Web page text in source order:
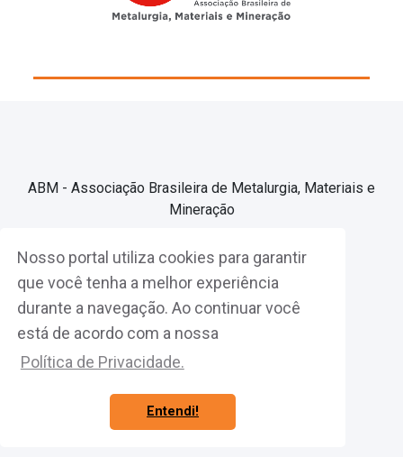
Nosso portal utiliza cookies para garantir
que você tenha a melhor experiência
durante a navegação. Ao continuar você
está de acordo com a nossa
Política de Privacidade.
Entendi!
ABM - Associação Brasileira de Metalurgia, Materiais e
Mineração
Associe-se
Fazer Login